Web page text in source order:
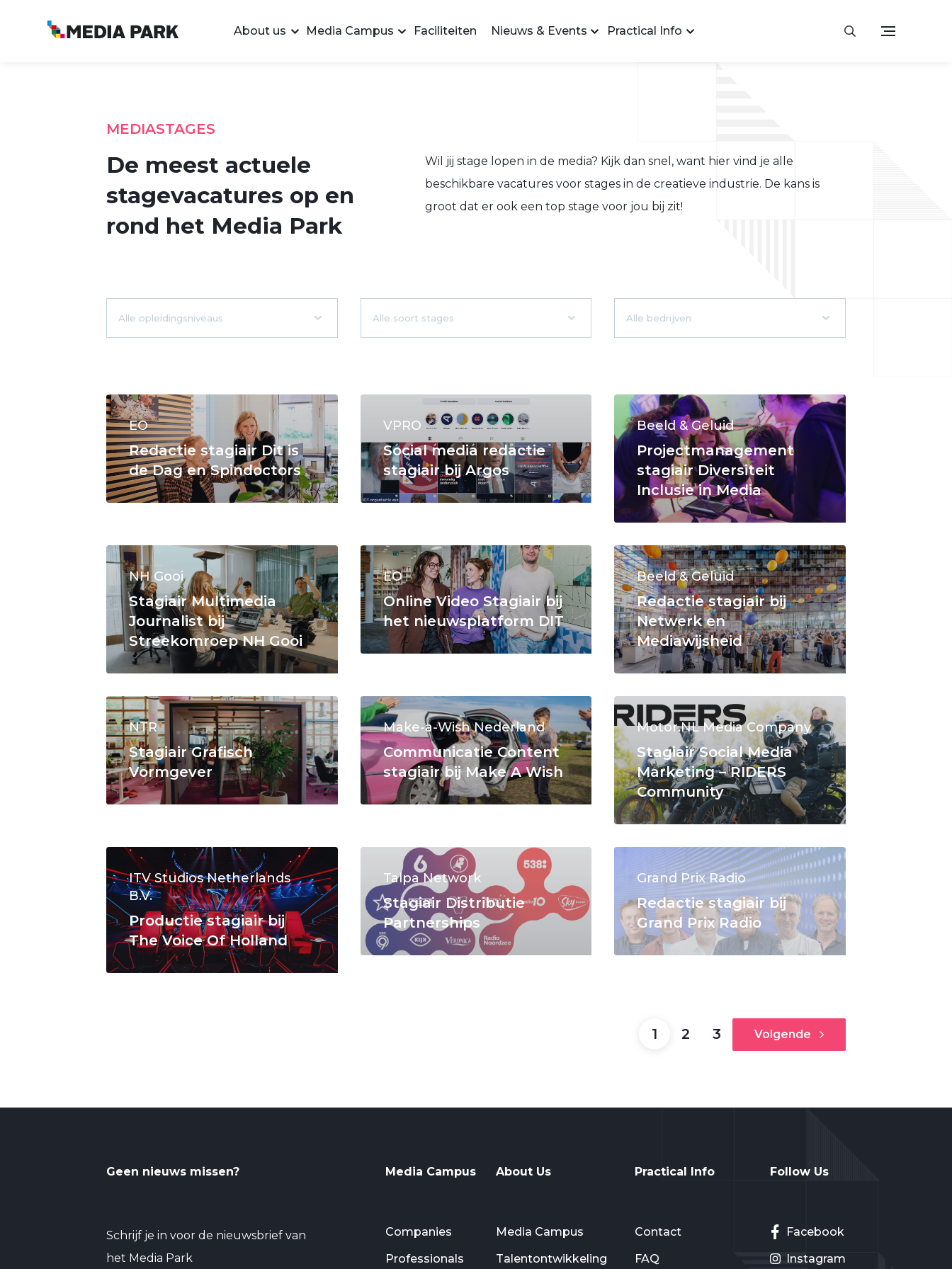
About us Media Campus Faciliteiten Nieuws & Events Practical Info
MEDIASTAGES
De meest actuele
stagevacatures op en
rond het Media Park
Wil jij stage lopen in de media? Kijk dan snel, want hier vind je alle
beschikbare vacatures voor stages in de creatieve industrie. De kans is
groot dat er ook een top stage voor jou bij zit!
EO
Redactie stagiair Dit is
de Dag en Spindoctors
VPRO
Social media redactie
stagiair bij Argos
Beeld & Geluid
Projectmanagement
stagiair Diversiteit
Inclusie in Media
NH Gooi
Stagiair Multimedia
Journalist bij
Streekomroep NH Gooi
EO
Online Video Stagiair bij
het nieuwsplatform DIT
Beeld & Geluid
Redactie stagiair bij
Netwerk en
Mediawijsheid
NTR
Stagiair Grafisch
Vormgever
Make-a-Wish Nederland
Communicatie Content
stagiair bij Make A Wish
Motor.NL Media Company
Stagiair Social Media
Marketing – RIDERS
Community
ITV Studios Netherlands
B.V.
Productie stagiair bij
The Voice Of Holland
Talpa Network
Stagiair Distributie
Partnerships
Grand Prix Radio
Redactie stagiair bij
Grand Prix Radio
1 2 3 Volgende
Geen nieuws missen?
Schrijf je in voor de nieuwsbrief van
het Media Park
Media Campus
Companies
Professionals
About Us
Media Campus
Talentontwikkeling
Practical Info
Contact
FAQ
Follow Us
Facebook
Instagram